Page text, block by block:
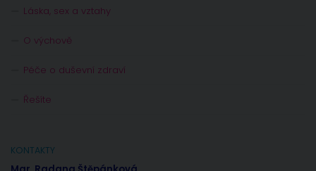
Láska, sex a vztahy
O výchově
Péče o duševní zdraví
Řešíte
KONTAKTY